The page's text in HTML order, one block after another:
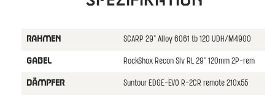
RAHMEN SCARP 29" Alloy 6061 tb 120 UDH/M4900
GABEL RockShox Recon Slv RL 29" 120mm 2P-rem
DäMPFER Suntour EDGE-EVO R-2CR remote 210x55